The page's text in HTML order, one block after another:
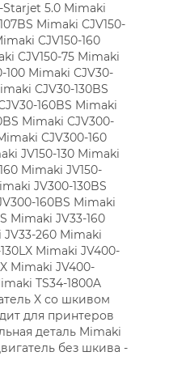
5.0 Mimaki
Mimaki CJV150-
CJV150-160
CJV150-75 Mimaki
100 Mimaki CJV30-
CJV30-130BS
160BS Mimaki
Mimaki CJV300-
CJV300-160
JV150-130 Mimaki
Mimaki JV150-
JV300-130BS
160BS Mimaki
Mimaki JV33-160
JV33-260 Mimaki
Mimaki JV400-
Mimaki JV400-
TS34-1800A
X со шкивом
для принтеров
деталь Mimaki
без шкива -